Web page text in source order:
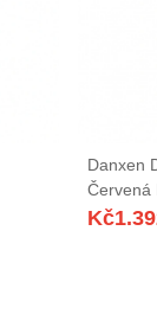
Danxen
Červená
Kč